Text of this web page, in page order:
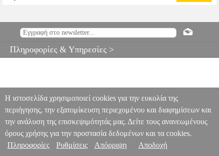
Πληροφορίες & Υπηρεσίες >
Η ιστοσελίδα χρησιμοποιεί cookies για την ευκολία της
περιήγησης, την εξατομίκευση περιεχομένου και διαφημίσεων και
την ανάλυση της επισκεψιμότητάς μας. Δείτε τους ανανεωμένους
όρους χρήσης για την προστασία δεδομένων και τα cookies.
Πληροφορίες
Ρυθμίσεις Απόρριψη Αποδοχή